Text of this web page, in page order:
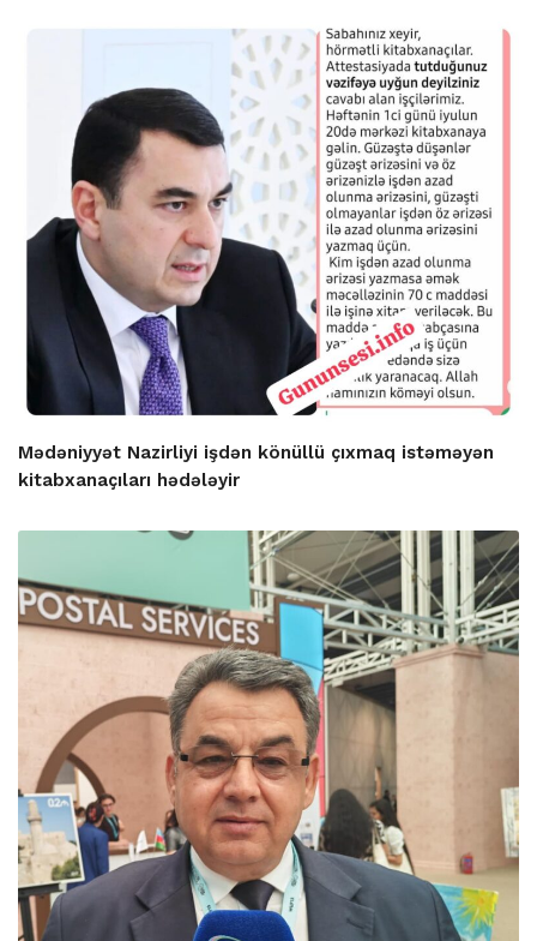
Mədəniyyət Nazirliyi işdən könüllü çıxmaq istəməyən
kitabxanaçıları hədələyir